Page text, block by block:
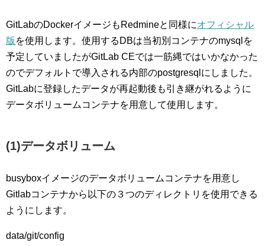
GitLabのDockerイメージもRedmineと同様にオフィシャル
版 を使用します。使用するDBは当初別コンテナのmysqlを
予定していましたがGitLab CEでは一筋縄ではいかなかった
のでデフォルトで導入される内部のpostgresqlにしました。
GitLabに登録したデータが再起動後も引き継がれるように
データボリュームコンテナを用意して使用します。
(1)データボリューム
busyboxイメージのデータボリュームコンテナを用意し
Gitlabコンテナから以下の３つのディレクトリを使用できる
ようにします。
data/git/config